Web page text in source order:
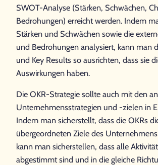
SWOT-Analyse (Stärken, Schwächen,
Bedrohungen) erreicht werden. Indem
Stärken und Schwächen sowie die
und Bedrohungen analysiert, kann man
und Key Results so ausrichten, dass sie
Auswirkungen haben.
Die OKR-Strategie sollte auch mit den
Unternehmensstrategien und -zielen in
Indem man sicherstellt, dass die OKRs
übergeordneten Ziele des
kann man sicherstellen, dass alle
abgestimmt sind und in die gleiche